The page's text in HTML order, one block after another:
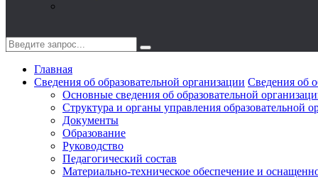
Главная
Сведения об образовательной организации Сведения об
Основные сведения об образовательной
Структура и органы управления образовательной
Документы
Образование
Руководство
Педагогический состав
Материально-техническое обеспечение и